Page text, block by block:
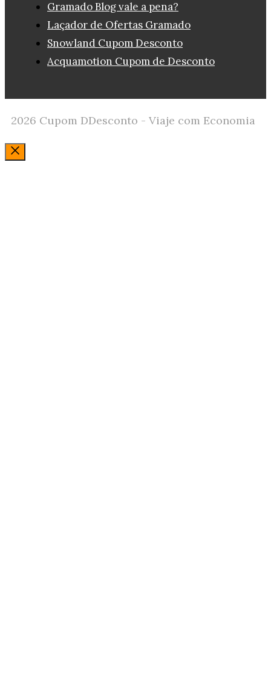
Gramado Blog vale a pena?
Laçador de Ofertas Gramado
Snowland Cupom Desconto
Acquamotion Cupom de Desconto
2026 Cupom DDesconto - Viaje com Economia
Fechar